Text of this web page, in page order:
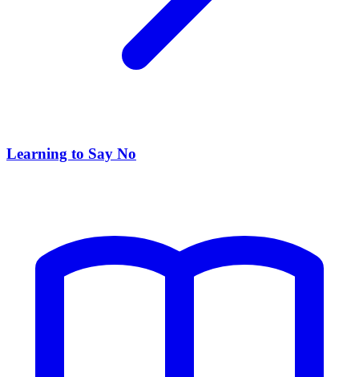
Learning to Say No